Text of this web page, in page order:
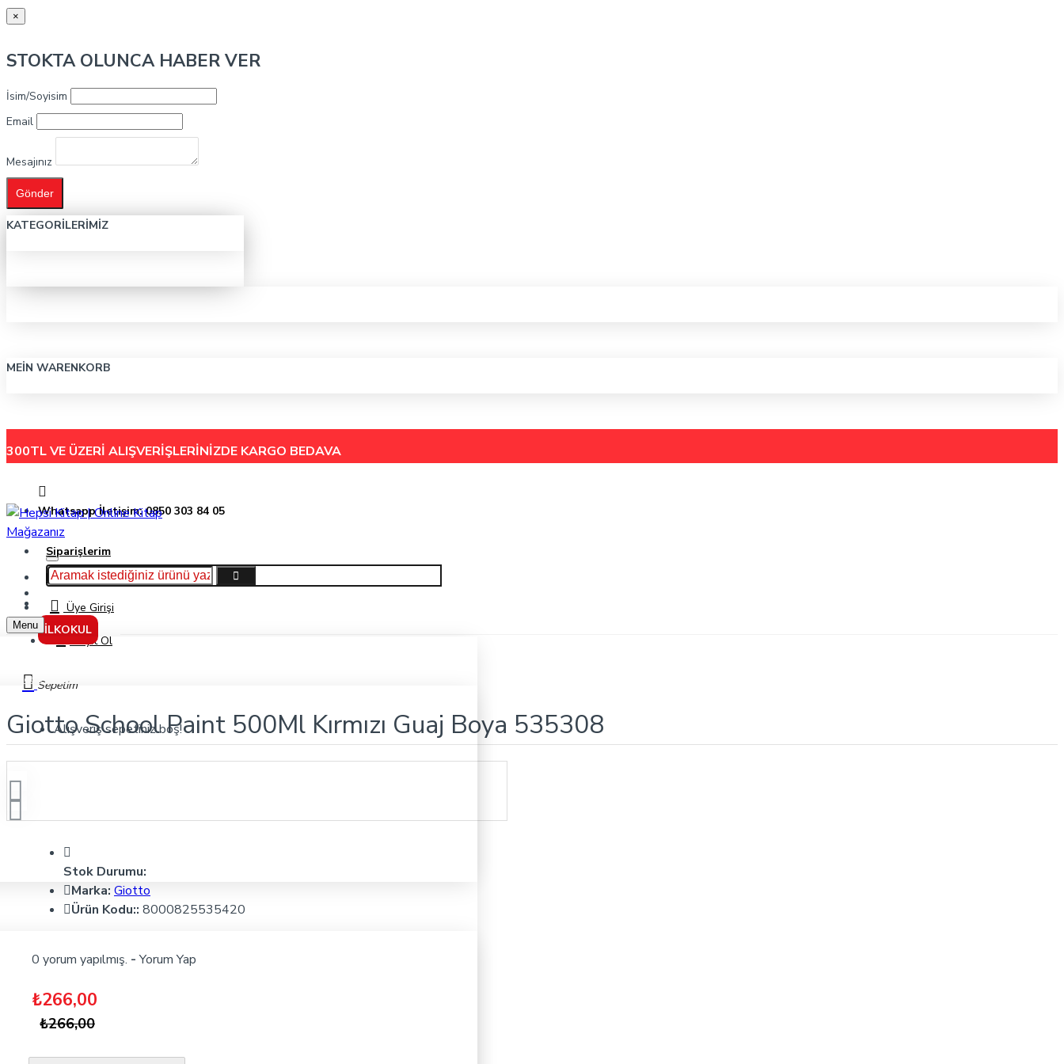
×
STOKTA OLUNCA HABER VER
İsim/Soyisim
Email
Mesajınız
Gönder
KATEGORILERIMIZ
MEIN WARENKORB
300TL VE ÜZERİ ALIŞVERİŞLERİNİZDE KARGO BEDAVA
Whatsapp İletişim: 0850 303 84 05
Siparişlerim
Hakkımızda
İletişimÜye Girişi
Kayıt Ol
Sepetim
Alışveriş sepetiniz boş!
İLKOKUL
Menu
Giotto School Paint 500Ml Kırmızı Guaj Boya 535308
Giotto School Paint 500Ml Kırmızı Guaj Boya 535308
Stok Durumu:
Marka: Giotto
Ürün Kodu:: 8000825535420
0 yorum yapılmış. - Yorum Yap
₺266,00
₺266,00